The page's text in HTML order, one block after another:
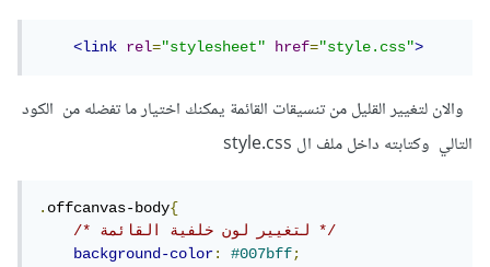
<link rel="stylesheet" href="style.css">
والان لتغيير القليل من تنسيقات القائمة يمكنك اختيار ما تفضله من الكود
التالي وكتابته داخل ملف ال style.css
.offcanvas-body{
/* لتغيير لون خلفية القائمة */
background-color: #007bff;